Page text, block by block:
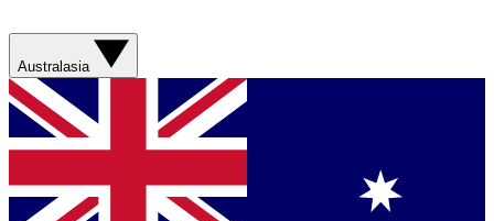
Australasia